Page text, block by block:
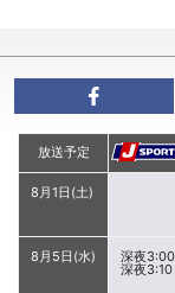
放送予定
8月1日(土)
8月5日(水) 深夜3:00
深夜3:10